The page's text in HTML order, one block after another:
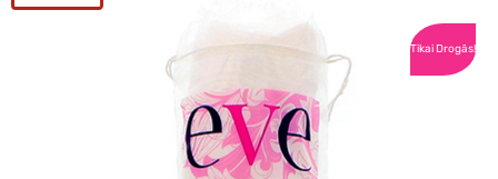
Tikai Drogās!